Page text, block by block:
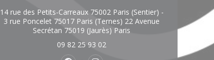
14 rue des Petits-Carreaux 75002 Paris (Sentier) -
3 rue Poncelet 75017 Paris (Ternes) 22 Avenue
Secrétan 75019 (Jaurès) Paris ((apre una nuova finestra))
09 82 25 93 02